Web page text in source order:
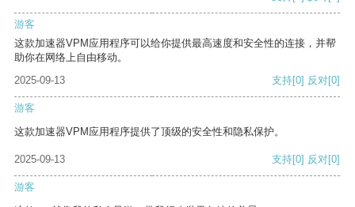
游客
这款加速器VPM应用程序可以给你提供最高速度和安全性的连接，并帮
助你在网络上自由移动。
2025-09-13
支持[0] 反对[0]
游客
这款加速器VPM应用程序提供了顶级的安全性和隐私保护。
2025-09-13 支持[0] 反对[0]
游客